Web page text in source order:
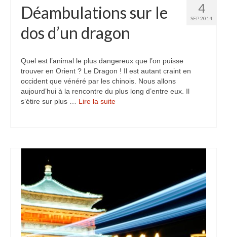
4
SEP 2014
Déambulations sur le
dos d’un dragon
Quel est l’animal le plus dangereux que l’on puisse
trouver en Orient ? Le Dragon ! Il est autant craint en
occident que vénéré par les chinois. Nous allons
aujourd’hui à la rencontre du plus long d’entre eux. Il
s’étire sur plus … Lire la suite­­